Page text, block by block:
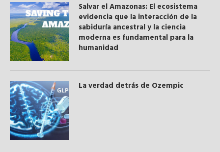
Salvar el Amazonas: El ecosistema
evidencia que la interacción de la
sabiduría ancestral y ​la ciencia
moderna​ es fundamental para la
humanidad
La verdad detrás de Ozempic